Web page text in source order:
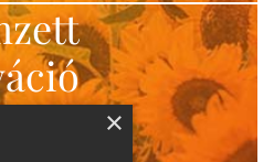
le!
×